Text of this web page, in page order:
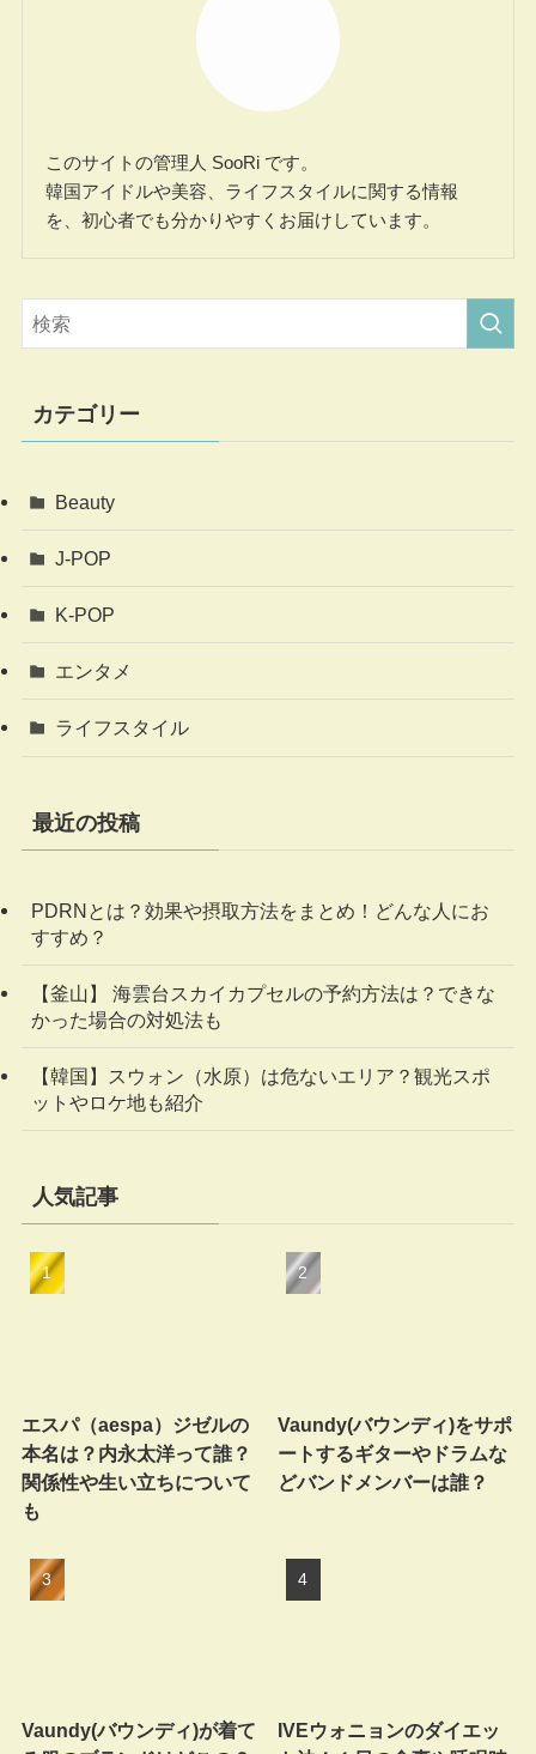
このサイトの管理人 SooRi です。
韓国アイドルや美容、ライフスタイルに関する情報
を、初心者でも分かりやすくお届けしています。
カテゴリー
Beauty
J-POP
K-POP
エンタメ
ライフスタイル
最近の投稿
PDRNとは？効果や摂取方法をまとめ！どんな人にお
すすめ？
【釜山】 海雲台スカイカプセルの予約方法は？できな
かった場合の対処法も
【韓国】スウォン（水原）は危ないエリア？観光スポ
ットやロケ地も紹介
人気記事
エスパ（aespa）ジゼルの
本名は？内永太洋って誰？
関係性や生い立ちについて
も
Vaundy(バウンディ)をサポ
ートするギターやドラムな
どバンドメンバーは誰？
Vaundy(バウンディ)が着て
IVEウォニョンのダイエッ